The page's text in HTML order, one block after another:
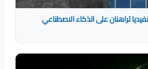
تراهنان على الذكاء الاصطناعي